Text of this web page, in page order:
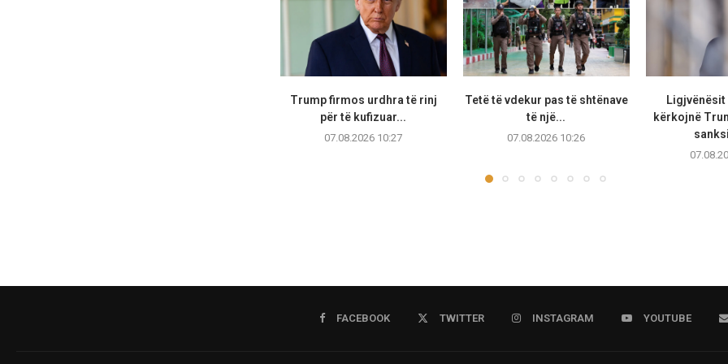
Trump firmos urdhra të rinj
për të kufizuar...
07.08.2026 10:27
Tetë të vdekur pas të shtënave
të një...
07.08.2026 10:26
Ligjvënësit
kërkojnë
FACEBOOK TWITTER INSTAGRAM YOUTUBE